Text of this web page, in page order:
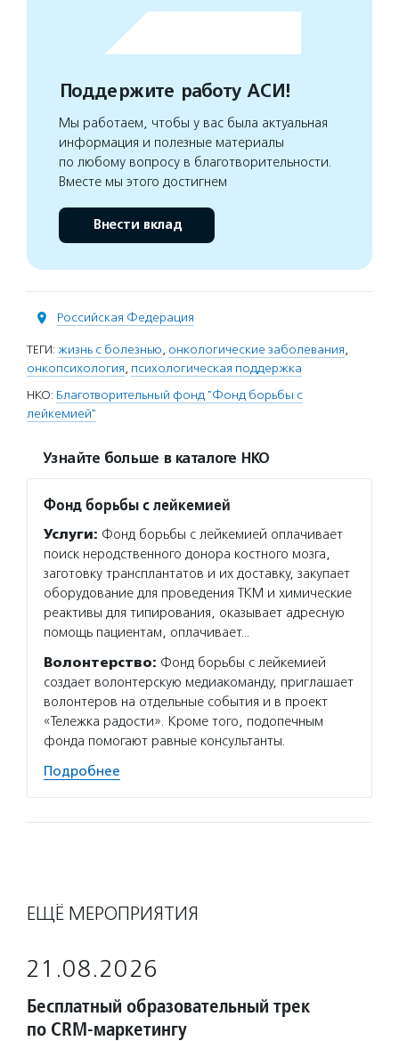
Поддержите работу АСИ!
Мы работаем, чтобы у вас была актуальная
информация и полезные материалы
по любому вопросу в благотворительности.
Вместе мы этого достигнем
Внести вклад
Российская Федерация
ТЕГИ: жизнь с болезнью, онкологические заболевания,
онкопсихология, психологическая поддержка
НКО: Благотворительный фонд "Фонд борьбы с
лейкемией"
Узнайте больше в каталоге НКО
Фонд борьбы с лейкемией
Услуги: Фонд борьбы с лейкемией оплачивает
поиск неродственного донора костного мозга,
заготовку трансплантатов и их доставку, закупает
оборудование для проведения ТКМ и химические
реактивы для типирования, оказывает адресную
помощь пациентам, оплачивает…
Волонтерство: Фонд борьбы с лейкемией
создает волонтерскую медиакоманду, приглашает
волонтеров на отдельные события и в проект
«Тележка радости». Кроме того, подопечным
фонда помогают равные консультанты.
Подробнее
ЕЩЁ МЕРОПРИЯТИЯ
21.08.2026
Бесплатный образовательный трек
по CRM-маркетингу